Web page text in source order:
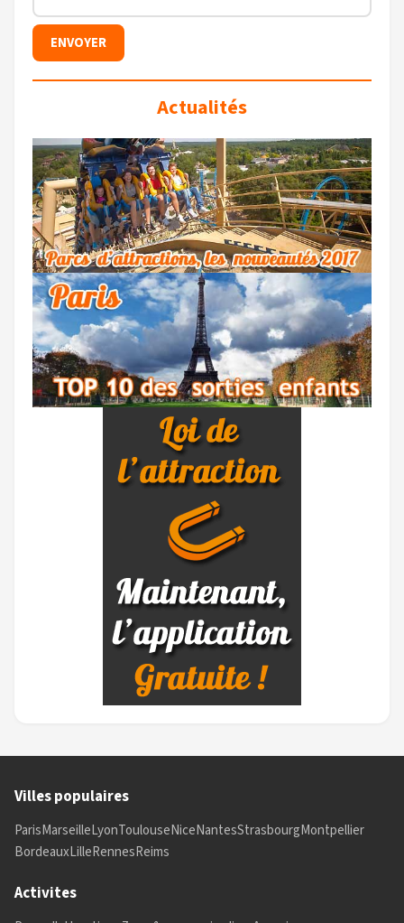
Actualités
Villes populaires
ParisMarseilleLyonToulouseNiceNantesStrasbourgMontpellier
BordeauxLilleRennesReims
Activites